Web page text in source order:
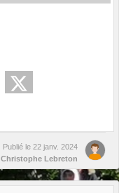
Publié le 22 janv. 2024
Christophe Lebreton